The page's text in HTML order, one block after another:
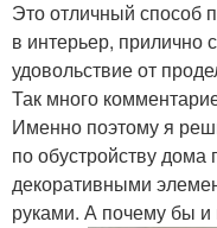
Это отличный способ
в интерьер, прилично
удовольствие от
Так много
Именно поэтому я
по обустройству
декоративными
руками. А почему бы и